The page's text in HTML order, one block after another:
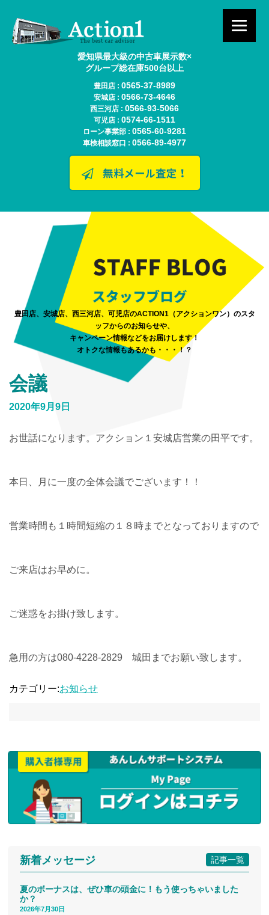
愛知県最大級の中古車展示数×
グループ総在庫500台以上
豊田店 : 0565-37-8989
安城店 : 0566-73-4646
西三河店 : 0566-93-5066
可児店 : 0574-66-1511
ローン事業部 : 0565-60-9281
車検相談窓口 : 0566-89-4977
豊田店、安城店、西三河店、可児店のACTION1（アクションワン）のスタ
ッフからのお知らせや、
キャンペーン情報などをお届けします！
オトクな情報もあるかも・・・！？
会議
2020年9月9日
お世話になります。アクション１安城店営業の田平です。
本日、月に一度の全体会議でございます！！
営業時間も１時間短縮の１８時までとなっておりますので
ご来店はお早めに。
ご迷惑をお掛け致します。
急用の方は080-4228-2829 城田までお願い致します。
カテゴリー:お知らせ
記事一覧
新着メッセージ
夏のボーナスは、ぜひ車の頭金に！もう使っちゃいました
か？
2026年7月30日